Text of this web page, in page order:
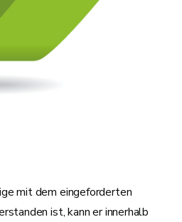
mit dem eingeforderten
ist, kann er innerhalb